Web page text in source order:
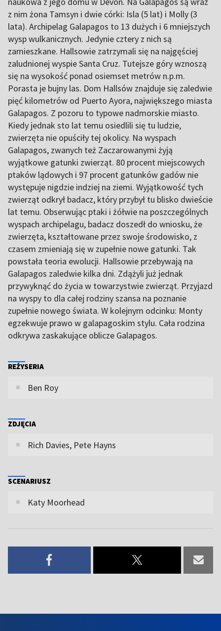
z nim żona Tamsyn i dwie córki: Isla (5 lat) i Molly (3
lata). Archipelag Galapagos to 13 dużych i 6 mniejszych
wysp wulkanicznych. Jedynie cztery z nich są
zamieszkane. Hallsowie zatrzymali się na najgęściej
zaludnionej wyspie Santa Cruz. Tutejsze góry wznoszą
się na wysokość ponad osiemset metrów n.p.m.
Porasta je bujny las. Dom Hallsów znajduje się zaledwie
pięć kilometrów od Puerto Ayora, największego miasta
Galapagos. Z pozoru to typowe nadmorskie miasto.
Kiedy jednak sto lat temu osiedlili się tu ludzie,
zwierzęta nie opuściły tej okolicy. Na wyspach
Galapagos, zwanych też Zaczarowanymi żyją
wyjątkowe gatunki zwierząt. 80 procent miejscowych
ptaków lądowych i 97 procent gatunków gadów nie
występuje nigdzie indziej na ziemi. Wyjątkowość tych
zwierząt odkrył badacz, który przybył tu blisko dwieście
lat temu. Obserwując ptaki i żółwie na poszczególnych
wyspach archipelagu, badacz doszedł do wniosku, że
zwierzęta, kształtowane przez swoje środowisko, z
czasem zmieniają się w zupełnie nowe gatunki. Tak
powstała teoria ewolucji. Hallsowie przebywają na
Galapagos zaledwie kilka dni. Zdążyli już jednak
przywyknąć do życia w towarzystwie zwierząt. Przyjazd
na wyspy to dla całej rodziny szansa na poznanie
zupełnie nowego świata. W kolejnym odcinku: Monty
egzekwuje prawo w galapagoskim stylu. Cała rodzina
odkrywa zaskakujące oblicze Galapagos.
REŻYSERIA
Ben Roy
ZDJĘCIA
Rich Davies, Pete Hayns
SCENARIUSZ
Katy Moorhead